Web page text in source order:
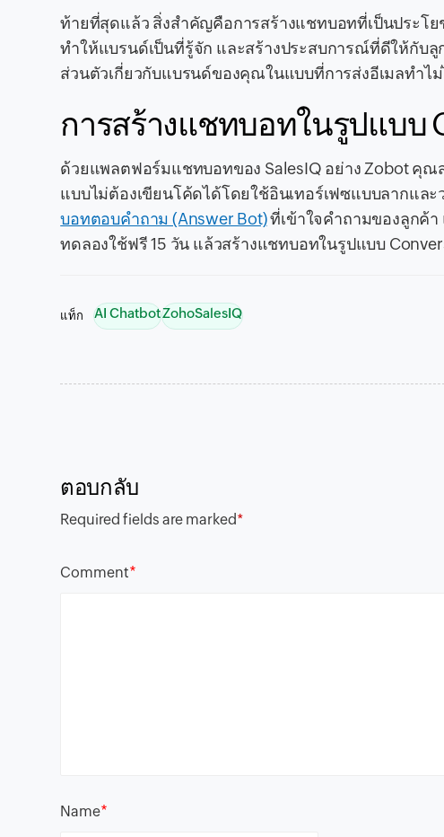
ท้ายที่สุดแล้ว สิ่งสำคัญคือการสร้างแชทบอทที่เป็นประโ
ทำให้แบรนด์เป็นที่รู้จัก และสร้างประสบการณ์ที่ดีให้กับ
ส่วนตัวเกี่ยวกับแบรนด์ของคุณในแบบที่การส่งอีเมลทำไ
การสร้างแชทบอทในรูปแบบ
ด้วยแพลตฟอร์มแชทบอทของ SalesIQ อย่าง Zobot คุ
แบบไม่ต้องเขียนโค้ดได้โดยใช้อินเทอร์เฟซแบบลากและ
บอทตอบคำถาม (Answer Bot)ที่เข้าใจคำถามของลูกค้
ทดลองใช้ฟรี 15 วัน แล้วสร้างแชทบอทในรูปแบบ
แท็ก AI ChatbotZohoSalesIQ
ตอบกลับ
Required fields are marked*
Comment*
Name*